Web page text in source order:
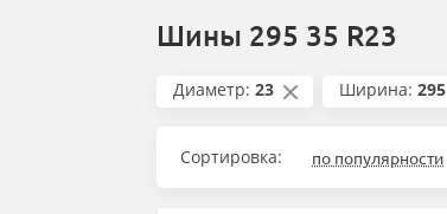
Шины 295 35 R23
Диаметр: 23 Ширина: 295
Сортировка: по популярности